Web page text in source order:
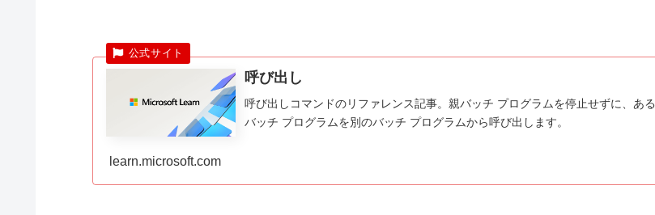
呼び出し
呼び出しコマンドのリファレンス記事。親バッチ プログラムを停止せずに、ある
バッチ プログラムを別のバッチ プログラムから呼び出します。
learn.microsoft.com